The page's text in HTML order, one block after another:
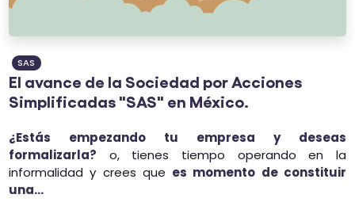
SAS
El avance de la Sociedad por Acciones
Simplificadas "SAS" en México.
¿Estás empezando tu empresa y deseas
formalizarla? o, tienes tiempo operando en la
informalidad y crees que es momento de constituir
una...